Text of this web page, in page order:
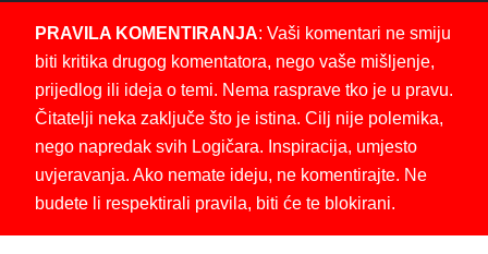
PRAVILA KOMENTIRANJA: Vaši komentari ne smiju
biti kritika drugog komentatora, nego vaše mišljenje,
prijedlog ili ideja o temi. Nema rasprave tko je u pravu.
Čitatelji neka zaključe što je istina. Cilj nije polemika,
nego napredak svih Logičara. Inspiracija, umjesto
uvjeravanja. Ako nemate ideju, ne komentirajte. Ne
budete li respektirali pravila, biti će te blokirani.